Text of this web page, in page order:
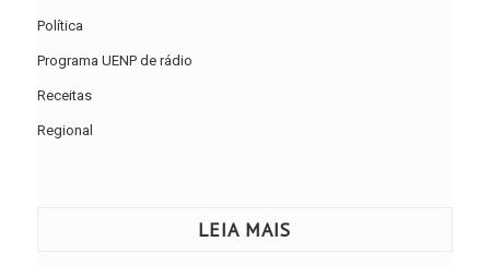
Política
Programa UENP de rádio
Receitas
Regional
LEIA MAIS